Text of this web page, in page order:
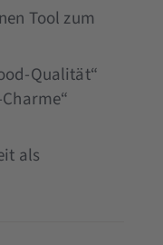
Tool zum
Qualität“
als